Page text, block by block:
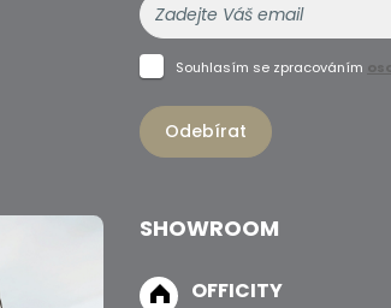
Souhlasím se zpracováním
Odebírat
SHOWROOM
OFFICITY